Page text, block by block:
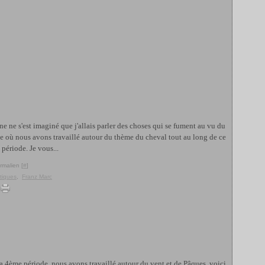
ne s'est imaginé que j'allais parler des choses qui se fument au vu du
où nous avons travaillé autour du thème du cheval tout au long de ce
Je vous...
[#]
Franz Marc